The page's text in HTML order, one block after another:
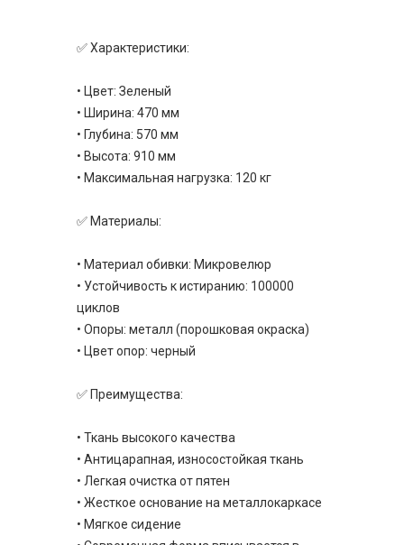
✅ Характеристики:
• Цвет: Зеленый
• Ширина: 470 мм
• Глубина: 570 мм
• Высота: 910 мм
• Максимальная нагрузка: 120 кг
✅ Материалы:
• Материал обивки: Микровелюр
• Устойчивость к истиранию: 100000
циклов
• Опоры: металл (порошковая окраска)
• Цвет опор: черный
✅ Преимущества:
• Ткань высокого качества
• Антицарапная, износостойкая ткань
• Легкая очистка от пятен
• Жесткое основание на металлокаркасе
• Мягкое сидение